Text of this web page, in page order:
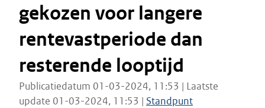
gekozen voor langere
rentevastperiode dan
resterende looptijd
Publicatiedatum 01-03-2024, 11:53 | Laatste
update 01-03-2024, 11:53 | Standpunt